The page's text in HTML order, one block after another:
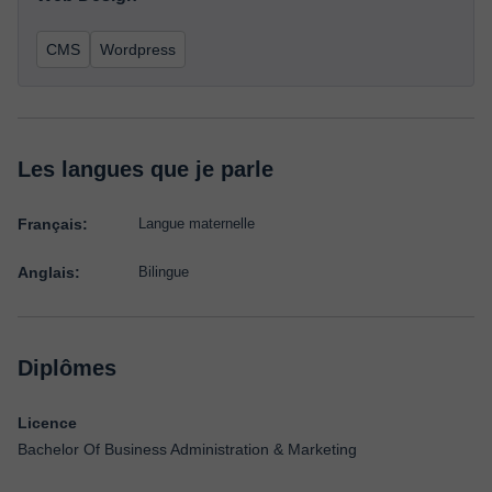
CMS Wordpress
Les langues que je parle
Français: Langue maternelle
Anglais: Bilingue
Diplômes
Licence
Bachelor Of Business Administration & Marketing